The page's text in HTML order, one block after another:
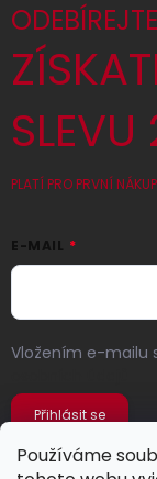
Používáme
PLATÍ PRO PRVNÍ
E-MAIL
Vložením e-mailu
Přihlásit se